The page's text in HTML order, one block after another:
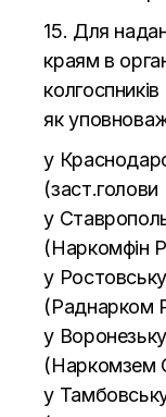
15. Для
краям в
колгоспників
як
у
у
(Наркомфін
у
(Раднарком
у
(Наркомзем
у